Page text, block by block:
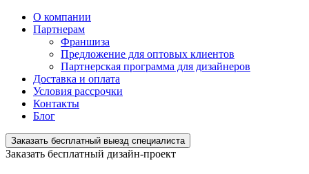
О компании
Партнерам
Франшиза
Предложение для оптовых клиентов
Партнерская программа для дизайнеров
Доставка и оплата
Условия рассрочки
Контакты
Блог
Заказать бесплатный выезд специалиста
Заказать бесплатный дизайн-проект